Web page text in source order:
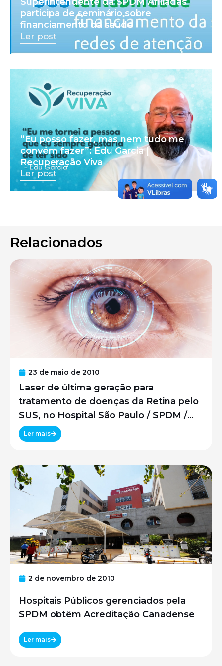
participa de seminário sobre
financiamento da saúde
Ler post
“Eu posso fazer, mas nem tudo me
convém fazer”: Edu Garcia |
Recuperação Viva
Ler post
Relacionados
23 de maio de 2010
Laser de última geração para
tratamento de doenças da Retina pelo
SUS, no Hospital São Paulo / SPDM /
UNIFESP
Ler mais
2 de novembro de 2010
Hospitais Públicos gerenciados pela
SPDM obtêm Acreditação Canadense
Ler mais